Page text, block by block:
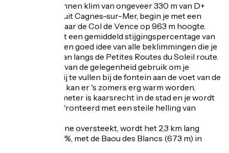
Na een ontspannen klim van ongeveer 330 m van D+
over 19 km vanuit Cagnes-sur-Mer, begin je met een
serieuze klim naar de Col de Vence op 963 m hoogte.
Bijna 10 km met een gemiddeld stijgingspercentage van
6,5% geven je een goed idee van alle beklimmingen die je
te wachten staan langs de Petites Routes du Soleil route.
Maak in Vence van de gelegenheid gebruik om je
waterflessen bij te vullen bij de fontein aan de voet van de
route, want het kan er 's zomers erg warm worden.
De eerste kilometer is kaarsrecht in de stad en je wordt
meteen geconfronteerd met een steile helling van
Als u de Lubianne oversteekt, wordt het 2,3 km lang
rustiger aan 5,5%, met de Baou des Blancs (673 m) in